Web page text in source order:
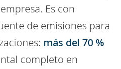
Es con
de emisiones para
más del 70 %
completo en